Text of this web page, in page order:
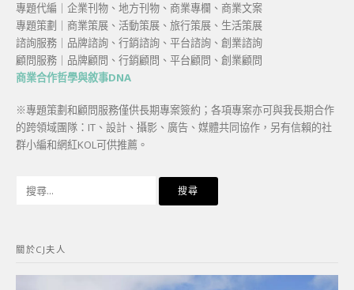
專題代編｜企業刊物、地方刊物、商業專欄、商業文案
專題策劃｜商業策展、活動策展、旅行策展、生活策展
諮詢服務｜品牌諮詢、行銷諮詢、平台諮詢、創業諮詢
顧問服務｜品牌顧問、行銷顧問、平台顧問、創業顧問
商業合作哲學與敘事DNA
※專題策劃和顧問服務僅供長期專案簽約；各項專案亦可與我長期合作
的跨領域團隊：IT、設計、攝影、廣告、媒體共同協作，另有信賴的社
群小編和網紅KOL可供推薦。
字:
關於CJ夫人